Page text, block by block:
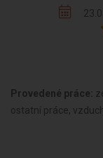
Provedené práce:
ostatní práce,